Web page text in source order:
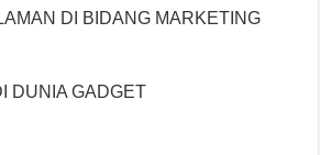
DI BIDANG MARKETING
DUNIA GADGET